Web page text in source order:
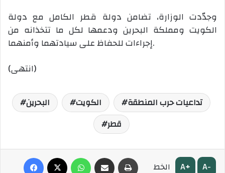
وجدّدت الوزارة، تضامن دولة قطر الكامل مع دولة
الكويت ومملكة البحرين ودعمها لكل ما تتخذانه من
إجراءات للحفاظ على سيادتهما وأمنهما.
(انتهى)
البحرين الكويت
تداعيات حرب المنطقة
قطر
الخط A+ A-